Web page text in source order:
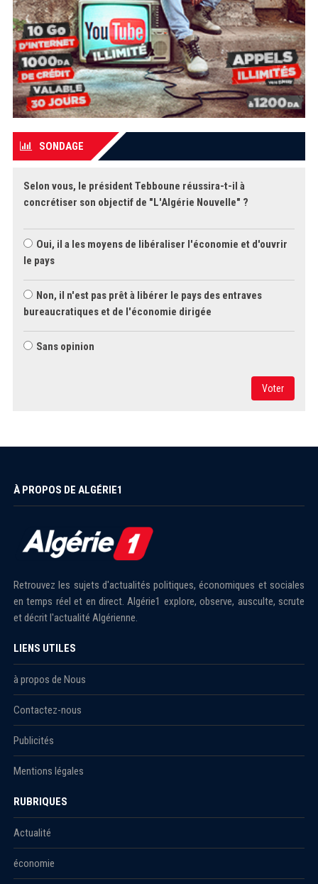
SONDAGE
Selon vous, le président Tebboune réussira-t-il à
concrétiser son objectif de "L'Algérie Nouvelle" ?
Oui, il a les moyens de libéraliser l'économie et d'ouvrir
le pays
Non, il n'est pas prêt à libérer le pays des entraves
bureaucratiques et de l'économie dirigée
Sans opinion
Voter
À PROPOS DE ALGÉRIE1
Retrouvez les sujets d'actualités politiques, économiques et sociales
en temps réel et en direct. Algérie1 explore, observe, ausculte, scrute
et décrit l'actualité Algérienne.
LIENS UTILES
à propos de Nous
Contactez-nous
Publicités
Mentions légales
RUBRIQUES
Actualité
économie